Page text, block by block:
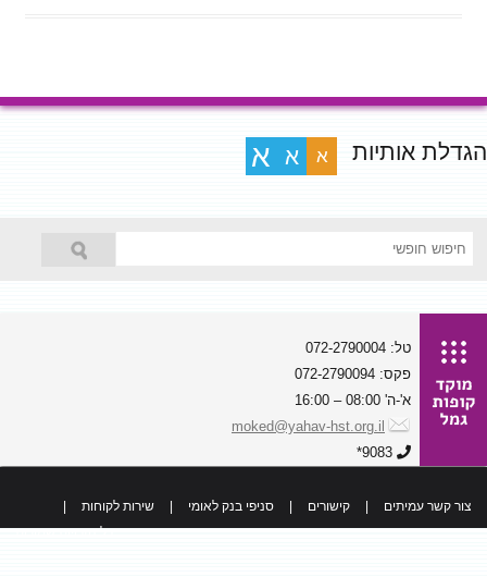
הגדלת אותיות א א א
טל: 072-2790004
פקס: 072-2790094
א'-ה' 08:00 – 16:00
moked@yahav-hst.org.il
9083*
צור קשר עמיתים קישורים סניפי בנק לאומי שירות לקוחות
כל הזכויות שמורות